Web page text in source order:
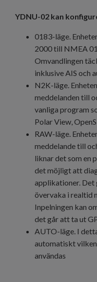
YDNU-02 kan
0183-läge.
2000 till NMEA
Omvandlingen
inklusive AIS och
N2K-läge.
meddelanden till
vanliga program
Polar View,
RAW-läge.
meddelande till
liknar det som en
det möjligt att
applikationer. Det
övervaka i realtid
Inpelningen kan
det går att ta ut
AUTO-läge. I
automatiskt vilken
användas